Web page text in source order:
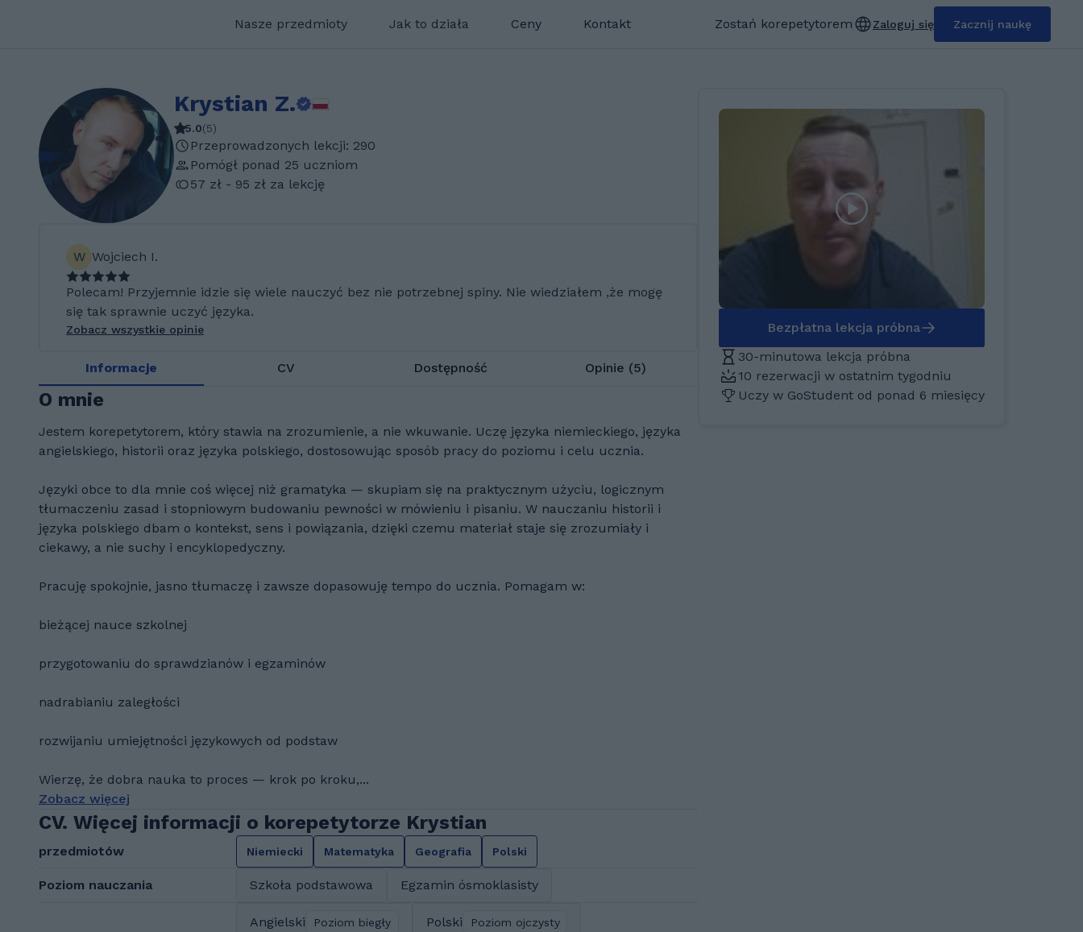
Nasze przedmioty Jak to działa Ceny Kontakt Zostań korepetytorem Zaloguj się Zacznij naukę
Krystian Z.
5.0(5)
Przeprowadzonych lekcji: 290
Pomógł ponad 25 uczniom
57 zł - 95 zł za lekcję
W Wojciech I.
Polecam! Przyjemnie idzie się wiele nauczyć bez nie potrzebnej spiny. Nie wiedziałem ,że mogę
się tak sprawnie uczyć języka.
Zobacz wszystkie opinie
Informacje CV Dostępność Opinie (5)
O mnie
Jestem korepetytorem, który stawia na zrozumienie, a nie wkuwanie. Uczę języka niemieckiego, języka
angielskiego, historii oraz języka polskiego, dostosowując sposób pracy do poziomu i celu ucznia.
Języki obce to dla mnie coś więcej niż gramatyka — skupiam się na praktycznym użyciu, logicznym
tłumaczeniu zasad i stopniowym budowaniu pewności w mówieniu i pisaniu. W nauczaniu historii i
języka polskiego dbam o kontekst, sens i powiązania, dzięki czemu materiał staje się zrozumiały i
ciekawy, a nie suchy i encyklopedyczny.
Pracuję spokojnie, jasno tłumaczę i zawsze dopasowuję tempo do ucznia. Pomagam w:
bieżącej nauce szkolnej
przygotowaniu do sprawdzianów i egzaminów
nadrabianiu zaległości
rozwijaniu umiejętności językowych od podstaw
Wierzę, że dobra nauka to proces — krok po kroku,...
Zobacz więcej
CV. Więcej informacji o korepetytorze Krystian
przedmiotów Niemiecki Matematyka Geografia Polski
Poziom nauczania Szkoła podstawowa Egzamin ósmoklasisty
Angielski Poziom biegły Polski Poziom ojczysty
Bezpłatna lekcja próbna
30-minutowa lekcja próbna
10 rezerwacji w ostatnim tygodniu
Uczy w GoStudent od ponad 6 miesięcy